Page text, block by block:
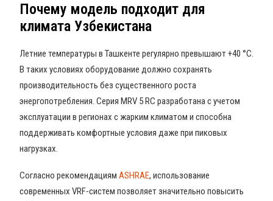
Почему модель подходит для
климата Узбекистана
Летние температуры в Ташкенте регулярно превышают +40 °C.
В таких условиях оборудование должно сохранять
производительность без существенного роста
энергопотребления. Серия MRV 5 RC разработана с учетом
эксплуатации в регионах с жарким климатом и способна
поддерживать комфортные условия даже при пиковых
нагрузках.
Согласно рекомендациям ASHRAE, использование
современных VRF-систем позволяет значительно повысить